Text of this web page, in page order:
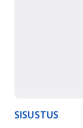
SISUSTUS